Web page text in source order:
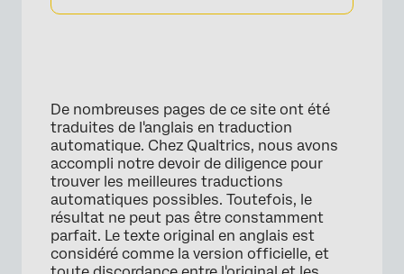
×
De nombreuses pages de ce site ont été
traduites de l'anglais en traduction
automatique. Chez Qualtrics, nous avons
accompli notre devoir de diligence pour
trouver les meilleures traductions
automatiques possibles. Toutefois, le
résultat ne peut pas être constamment
parfait. Le texte original en anglais est
considéré comme la version officielle, et